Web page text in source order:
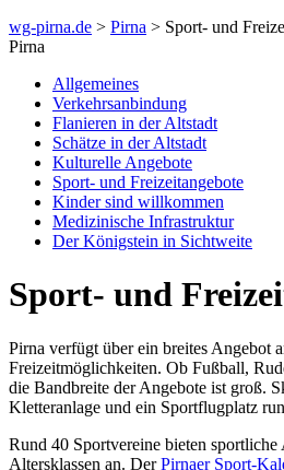
wg-pirna.de > Pirna > Sport- und
Pirna
Allgemeines
Verkehrsanbindung
Flanieren in der Altstadt
Schätze in der Altstadt
Kulturelle Angebote
Sport- und Freizeitangebote
Kinder sind willkommen
Medizinische Infrastruktur
Der Königstein in Sichtweite
Sport- und
Pirna verfügt über ein breites Angebot
Freizeitmöglichkeiten. Ob Fußball,
die Bandbreite der Angebote ist groß.
Kletteranlage und ein Sportflugplatz
Rund 40 Sportvereine bieten
Altersklassen an. DerPirnaer Sport-